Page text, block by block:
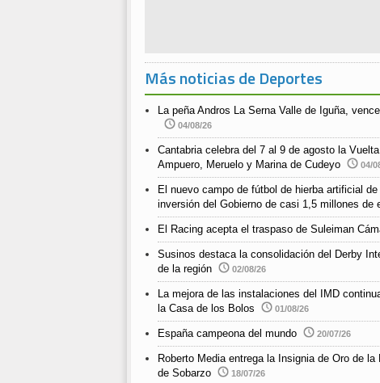
Más noticias de Deportes
La peña Andros La Serna Valle de Iguña,
04/08/26
Cantabria celebra del 7 al 9 de agosto la
Ampuero, Meruelo y Marina de Cudeyo
04/
El nuevo campo de fútbol de hierba artificial
inversión del Gobierno de casi 1,5 millones de
El Racing acepta el traspaso de Suleiman
Susinos destaca la consolidación del Derby
de la región
02/08/26
La mejora de las instalaciones del IMD
la Casa de los Bolos
01/08/26
España campeona del mundo 20/07/26
Roberto Media entrega la Insignia de Oro de
de Sobarzo
18/07/26